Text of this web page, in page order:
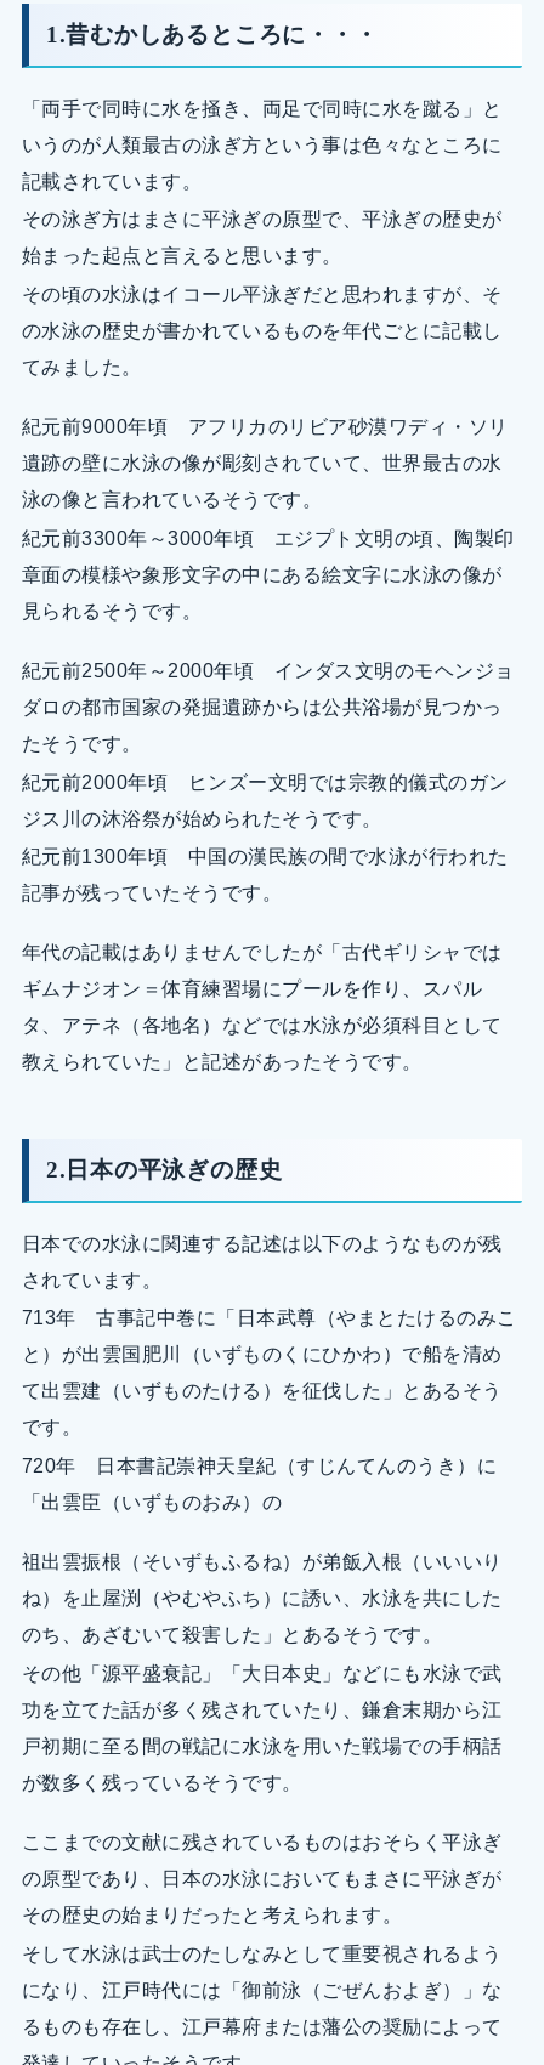
1.昔むかしあるところに・・・
「両手で同時に水を掻き、両足で同時に水を蹴る」と
いうのが人類最古の泳ぎ方という事は色々なところに
記載されています。
その泳ぎ方はまさに平泳ぎの原型で、平泳ぎの歴史が
始まった起点と言えると思います。
その頃の水泳はイコール平泳ぎだと思われますが、そ
の水泳の歴史が書かれているものを年代ごとに記載し
てみました。
紀元前9000年頃 アフリカのリビア砂漠ワディ・ソリ
遺跡の壁に水泳の像が彫刻されていて、世界最古の水
泳の像と言われているそうです。
紀元前3300年～3000年頃 エジプト文明の頃、陶製印
章面の模様や象形文字の中にある絵文字に水泳の像が
見られるそうです。
紀元前2500年～2000年頃 インダス文明のモヘンジョ
ダロの都市国家の発掘遺跡からは公共浴場が見つかっ
たそうです。
紀元前2000年頃 ヒンズー文明では宗教的儀式のガン
ジス川の沐浴祭が始められたそうです。
紀元前1300年頃 中国の漢民族の間で水泳が行われた
記事が残っていたそうです。
年代の記載はありませんでしたが「古代ギリシャでは
ギムナジオン＝体育練習場にプールを作り、スパル
タ、アテネ（各地名）などでは水泳が必須科目として
教えられていた」と記述があったそうです。
2.日本の平泳ぎの歴史
日本での水泳に関連する記述は以下のようなものが残
されています。
713年 古事記中巻に「日本武尊（やまとたけるのみこ
と）が出雲国肥川（いずものくにひかわ）で船を清め
て出雲建（いずものたける）を征伐した」とあるそう
です。
720年 日本書記崇神天皇紀（すじんてんのうき）に
「出雲臣（いずものおみ）の
祖出雲振根（そいずもふるね）が弟飯入根（いいいり
ね）を止屋渕（やむやふち）に誘い、水泳を共にした
のち、あざむいて殺害した」とあるそうです。
その他「源平盛衰記」「大日本史」などにも水泳で武
功を立てた話が多く残されていたり、鎌倉末期から江
戸初期に至る間の戦記に水泳を用いた戦場での手柄話
が数多く残っているそうです。
ここまでの文献に残されているものはおそらく平泳ぎ
の原型であり、日本の水泳においてもまさに平泳ぎが
その歴史の始まりだったと考えられます。
そして水泳は武士のたしなみとして重要視されるよう
になり、江戸時代には「御前泳（ごぜんおよぎ）」な
るものも存在し、江戸幕府または藩公の奨励によって